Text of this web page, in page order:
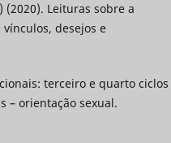
(2020). Leituras sobre a
desejos e
terceiro e quarto ciclos
– orientação sexual.